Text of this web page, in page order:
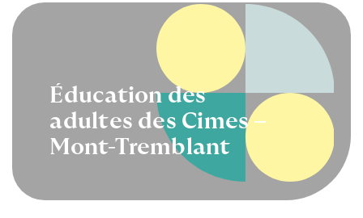
Carrières
Admissions et inscriptions
Éducation des
adultes des Cimes –
Mont-Tremblant